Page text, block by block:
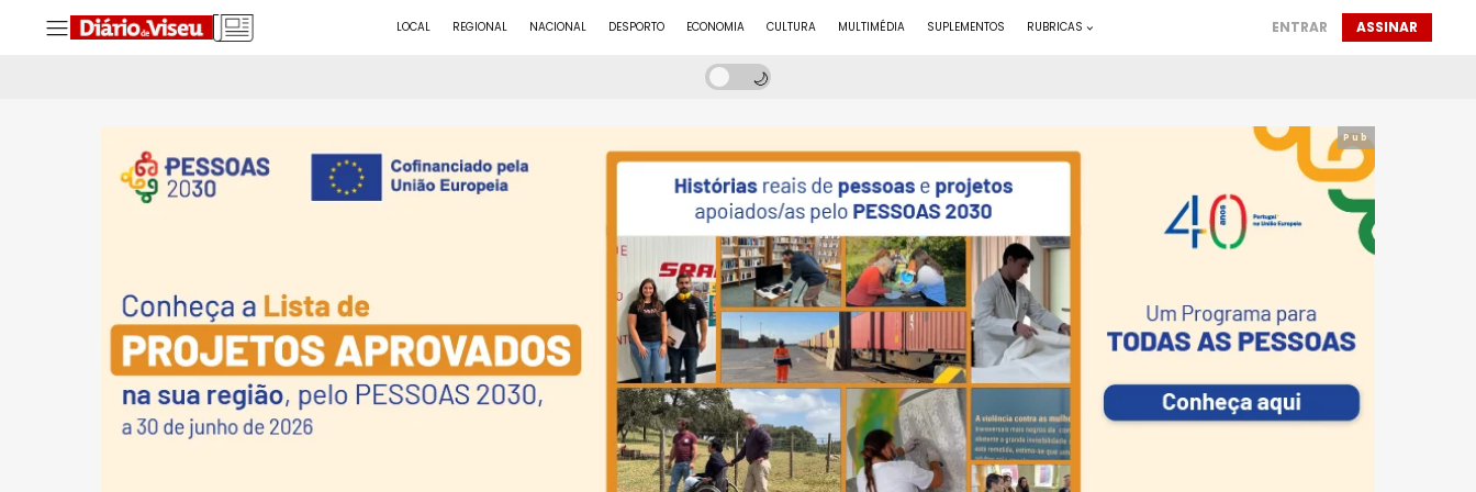
LOCAL REGIONAL NACIONAL DESPORTO ECONOMIA CULTURA MULTIMÉDIA SUPLEMENTOS RUBRICAS ENTRAR ASSINAR
Pub